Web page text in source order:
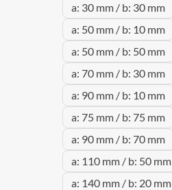
a: 30 mm / b: 30 mm
a: 50 mm / b: 10 mm
a: 50 mm / b: 50 mm
a: 70 mm / b: 30 mm
a: 90 mm / b: 10 mm
a: 75 mm / b: 75 mm
a: 90 mm / b: 70 mm
a: 110 mm / b: 50 mm
a: 140 mm / b: 20 mm